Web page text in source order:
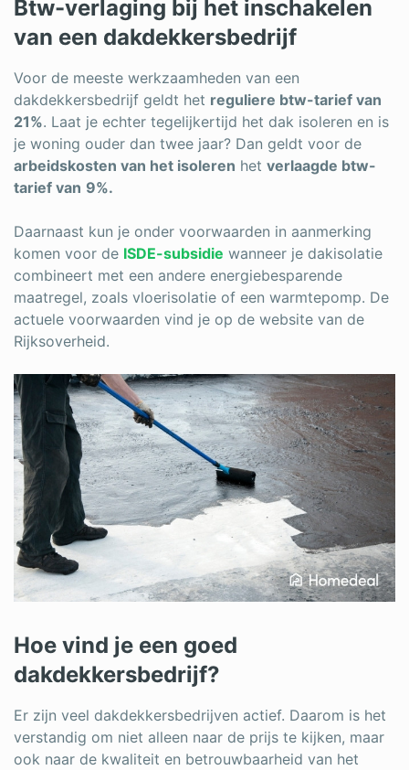
Btw-verlaging bij het inschakelen
van een dakdekkersbedrijf
Voor de meeste werkzaamheden van een
dakdekkersbedrijf geldt het reguliere btw-tarief van
21%. Laat je echter tegelijkertijd het dak isoleren en is
je woning ouder dan twee jaar? Dan geldt voor de
arbeidskosten van het isoleren het verlaagde btw-
tarief van 9%.
Daarnaast kun je onder voorwaarden in aanmerking
komen voor de ISDE-subsidie wanneer je dakisolatie
combineert met een andere energiebesparende
maatregel, zoals vloerisolatie of een warmtepomp. De
actuele voorwaarden vind je op de website van de
Rijksoverheid.
Hoe vind je een goed
dakdekkersbedrijf?
Er zijn veel dakdekkersbedrijven actief. Daarom is het
verstandig om niet alleen naar de prijs te kijken, maar
ook naar de kwaliteit en betrouwbaarheid van het